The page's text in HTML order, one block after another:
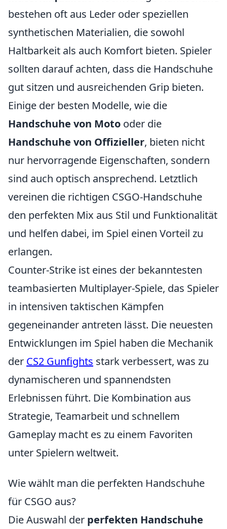
bestehen oft aus Leder oder speziellen
synthetischen Materialien, die sowohl
Haltbarkeit als auch Komfort bieten. Spieler
sollten darauf achten, dass die Handschuhe
gut sitzen und ausreichenden Grip bieten.
Einige der besten Modelle, wie die
Handschuhe von Moto oder die
Handschuhe von Offizieller, bieten nicht
nur hervorragende Eigenschaften, sondern
sind auch optisch ansprechend. Letztlich
vereinen die richtigen CSGO-Handschuhe
den perfekten Mix aus Stil und Funktionalität
und helfen dabei, im Spiel einen Vorteil zu
erlangen.
Counter-Strike ist eines der bekanntesten
teambasierten Multiplayer-Spiele, das Spieler
in intensiven taktischen Kämpfen
gegeneinander antreten lässt. Die neuesten
Entwicklungen im Spiel haben die Mechanik
der CS2 Gunfights stark verbessert, was zu
dynamischeren und spannendsten
Erlebnissen führt. Die Kombination aus
Strategie, Teamarbeit und schnellem
Gameplay macht es zu einem Favoriten
unter Spielern weltweit.
Wie wählt man die perfekten Handschuhe
für CSGO aus?
Die Auswahl der perfekten Handschuhe